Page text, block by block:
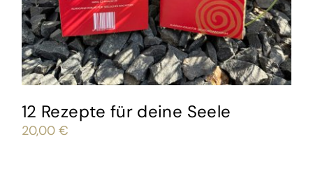
12 Rezepte für deine Seele
20,00 €